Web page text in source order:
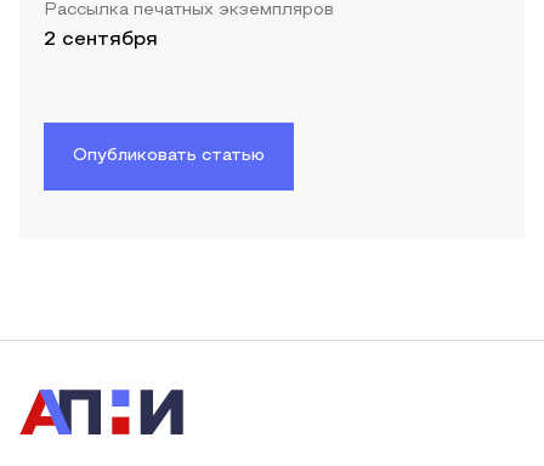
Рассылка печатных экземпляров
2 сентября
Опубликовать статью